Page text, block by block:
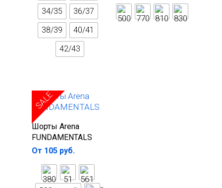
34/35
36/37
38/39
40/41
42/43
Выберите
параметры
SALE
Шорты Arena
FUNDAMENTALS
От 105 руб.